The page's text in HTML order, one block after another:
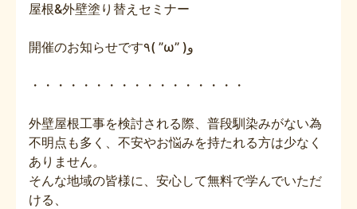
屋根&外壁塗り替えセミナー
開催のお知らせです٩( ”ω” )و
・・・・・・・・・・・・・・・・・
外壁屋根工事を検討される際、普段馴染みがない為
不明点も多く、不安やお悩みを持たれる方は少なく
ありません。
そんな地域の皆様に、安心して無料で学んでいただ
ける、